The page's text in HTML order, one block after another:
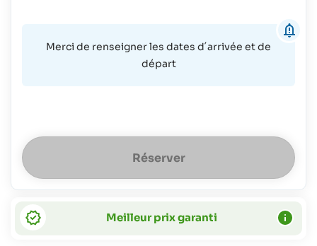
Merci de renseigner les dates d´arrivée et de
départ
Réserver
Meilleur prix garanti